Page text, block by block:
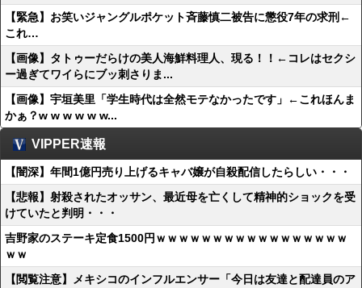
【緊急】お笑いジャングルポケット斉藤慎二被告に懲役7年の求刑←
これ…
【画像】タトゥーだらけの美人海鮮料理人、現る！！←コレはセクシ
ー過ぎてワイらにブッ刺さりま...
【画像】宇垣美里「学生時代は全然モテなかったです」←これほんま
かぁ？w w w w w w...
VIPPER速報
【闇深】年間1億円売り上げるキャバ嬢が自殺配信したらしい・・・
【悲報】射殺されたオッサン、最近母を亡くして精神的ショックを受
けていたと判明・・・
吉野家のステーキ定食1500円ｗｗｗｗｗｗｗｗｗｗｗｗｗｗｗｗｗ
ｗｗ
【閲覧注意】メキシコのインフルエンサー「今日は友達と配達員のア